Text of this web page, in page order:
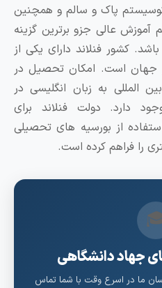
پاک و سالم و همچنین
جزو برترین گزینه
فنلاند دارای یکی از
امکان تحصیل در
به زبان انگلیسی در
دولت فنلاند برای
بورسیه های تحصیلی
کرده است.
دانشگاهی
اسرع وقت با شما تماس